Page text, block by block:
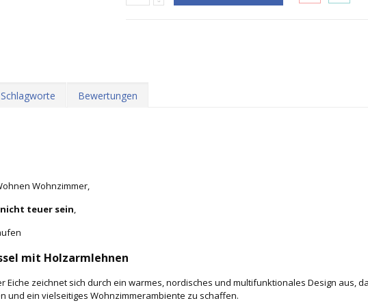
Schlagworte Bewertungen
Wohnzimmer,
teuer sein,
mit Holzarmlehnen
Eiche zeichnet sich durch ein warmes, nordisches und multifunktionales Design aus,
und ein vielseitiges Wohnzimmerambiente zu schaffen.